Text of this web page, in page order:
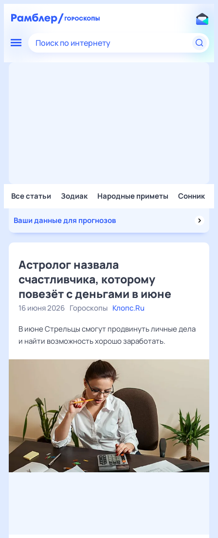
Поиск по интернету
Все статьи Зодиак Народные приметы Сонник
Ваши данные для прогнозов
Астролог назвала
счастливчика, которому
повезёт с деньгами в июне
16 июня 2026 Гороскопы Клопс.Ru
В июне Стрельцы смогут продвинуть личные дела
и найти возможность хорошо заработать.